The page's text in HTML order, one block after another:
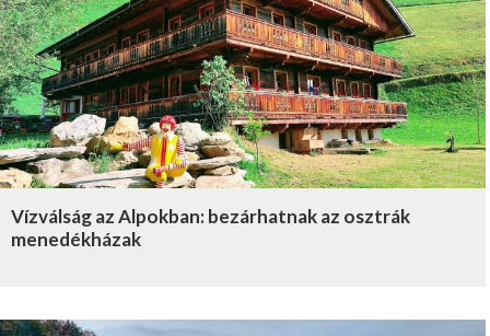
Vízválság az Alpokban: bezárhatnak az osztrák
menedékházak